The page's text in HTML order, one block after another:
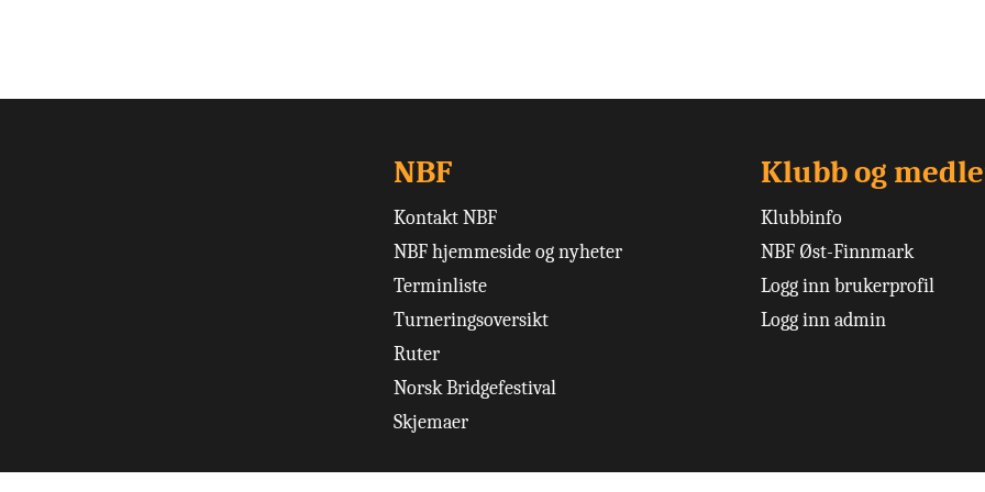
NBF
Kontakt NBF
NBF hjemmeside og nyheter
Terminliste
Turneringsoversikt
Ruter
Norsk Bridgefestival
Skjemaer
Klubb og
Klubbinfo
NBF Øst-Finnmark
Logg inn brukerprofil
Logg inn admin